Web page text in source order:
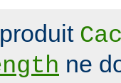
ne